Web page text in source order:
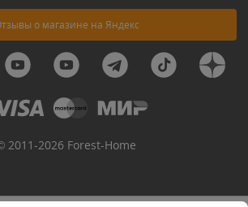
о магазине на Яндекс
2011-2026 Forest-Home